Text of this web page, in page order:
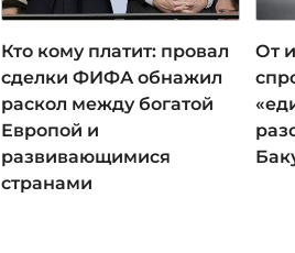
Кто кому платит: провал
сделки ФИФА обнажил
раскол между богатой
Европой и
развивающимися
странами
От